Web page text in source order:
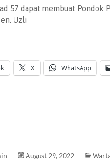
57 dapat membuat Pondok
Uzli
X WhatsApp
August 29, 2022